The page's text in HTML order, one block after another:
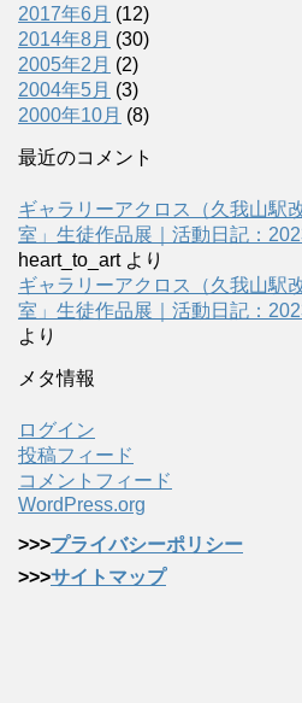
2017年6月 (12)
2014年8月 (30)
2005年2月 (2)
2004年5月 (3)
2000年10月 (8)
最近のコメント
ギャラリーアクロス（久我山駅
室」生徒作品展｜活動日記：
heart_to_artより
ギャラリーアクロス（久我山駅
室」生徒作品展｜活動日記：
より
メタ情報
ログイン
投稿フィード
コメントフィード
WordPress.org
>>>プライバシーポリシー
>>>サイトマップ